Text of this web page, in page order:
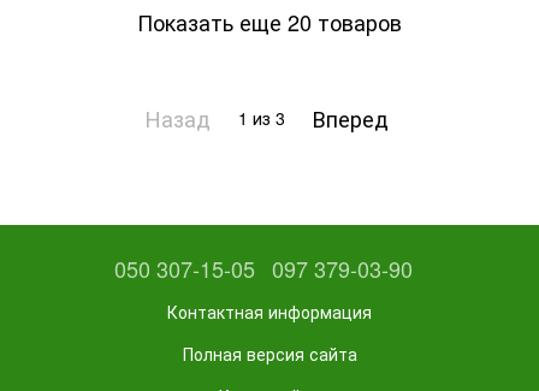
Показать еще 20 товаров
Назад 1 из 3 Вперед
050 307-15-05 097 379-03-90
Контактная информация
Полная версия сайта